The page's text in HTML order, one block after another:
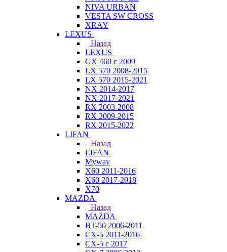
NIVA URBAN
VESTA SW CROSS
XRAY
LEXUS
Назад
LEXUS
GX 460 с 2009
LX 570 2008-2015
LX 570 2015-2021
NX 2014-2017
NX 2017-2021
RX 2003-2008
RX 2009-2015
RX 2015-2022
LIFAN
Назад
LIFAN
Myway
X60 2011-2016
X60 2017-2018
X70
MAZDA
Назад
MAZDA
BT-50 2006-2011
CX-5 2011-2016
CX-5 с 2017